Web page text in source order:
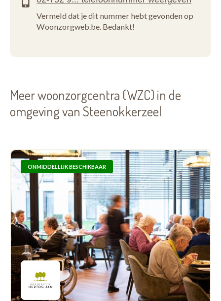
Vermeld dat je dit nummer hebt gevonden op
Woonzorgweb.be. Bedankt!
Meer woonzorgcentra (WZC) in de
omgeving van Steenokkerzeel
ONMIDDELLIJK BESCHIKBAAR